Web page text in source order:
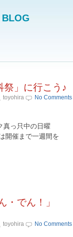
祭」に行こう♪
toyohira
No Comments
真っ只中の日曜
開催まで一週間を
・でん！」
toyohira
No Comments